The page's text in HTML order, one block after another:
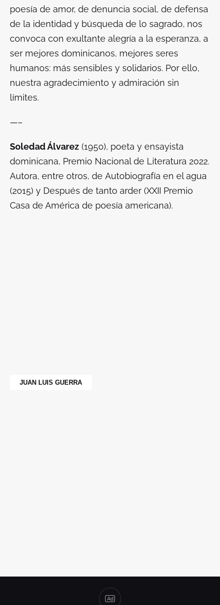
poesía de amor, de denuncia social, de defensa
de la identidad y búsqueda de lo sagrado, nos
convoca con exultante alegría a la esperanza, a
ser mejores dominicanos, mejores seres
humanos: más sensibles y solidarios. Por ello,
nuestra agradecimiento y admiración sin
límites.
—–
Soledad Álvarez (1950), poeta y ensayista
dominicana, Premio Nacional de Literatura 2022.
Autora, entre otros, de Autobiografía en el agua
(2015) y Después de tanto arder (XXII Premio
Casa de América de poesía americana).
JUAN LUIS GUERRA